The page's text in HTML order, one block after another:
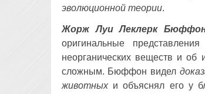
эволюционной теории.
Жорж Луи Леклерк
оригинальные
неорганических веществ и об
сложным. Бюффон видел
животныхи объяснял его у